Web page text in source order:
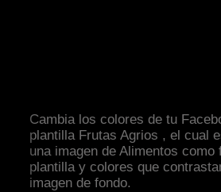
Cambia los colores de tu
plantilla Frutas Agrios , el cual
una imagen de Alimentos como
plantilla y colores que
imagen de fondo.